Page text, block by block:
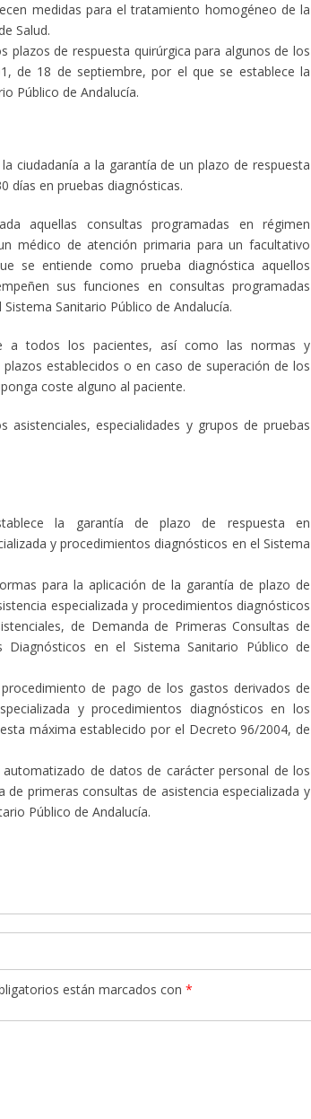
medidas para el tratamiento homogéneo de la
Salud.
plazos de respuesta quirúrgica para algunos de los
de 18 de septiembre, por el que se establece la
Público de Andalucía.
ciudadanía a la garantía de un plazo de respuesta
días en pruebas diagnósticas.
aquellas consultas programadas en régimen
médico de atención primaria para un facultativo
se entiende como prueba diagnóstica aquellos
sus funciones en consultas programadas
Sanitario Público de Andalucía.
a todos los pacientes, así como las normas y
establecidos o en caso de superación de los
coste alguno al paciente.
especialidades y grupos de pruebas
la garantía de plazo de respuesta en
y procedimientos diagnósticos en el Sistema
para la aplicación de la garantía de plazo de
especializada y procedimientos diagnósticos
de Demanda de Primeras Consultas de
Diagnósticos en el Sistema Sanitario Público de
de pago de los gastos derivados de
y procedimientos diagnósticos en los
máxima establecido por el Decreto 96/2004, de
de datos de carácter personal de los
primeras consultas de asistencia especializada y
Público de Andalucía.
están marcados con *